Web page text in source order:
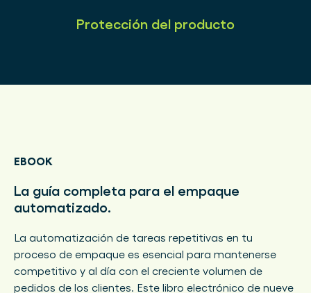
Protección del producto
EBOOK
La guía completa para el empaque
automatizado.
La automatización de tareas repetitivas en tu
proceso de empaque es esencial para mantenerse
competitivo y al día con el creciente volumen de
pedidos de los clientes. Este libro electrónico de nueve